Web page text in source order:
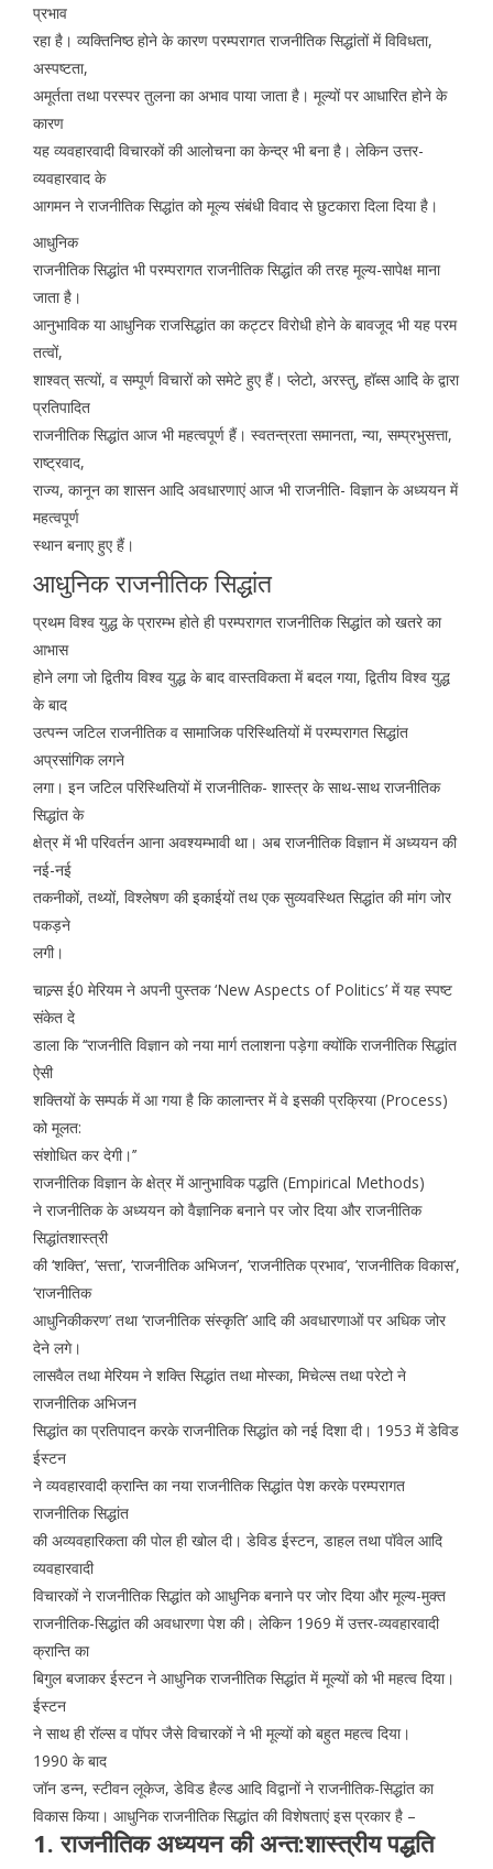
प्रभाव
रहा है। व्यक्तिनिष्ठ होने के कारण परम्परागत राजनीतिक सिद्धांतों में विविधता,
अस्पष्टता,
अमूर्तता तथा परस्पर तुलना का अभाव पाया जाता है। मूल्यों पर आधारित होने के
कारण
यह व्यवहारवादी विचारकों की आलोचना का केन्द्र भी बना है। लेकिन उत्तर-
व्यवहारवाद के
आगमन ने राजनीतिक सिद्धांत को मूल्य संबंधी विवाद से छुटकारा दिला दिया है।
आधुनिक
राजनीतिक सिद्धांत भी परम्परागत राजनीतिक सिद्धांत की तरह मूल्य-सापेक्ष माना
जाता है।
आनुभाविक या आधुनिक राजसिद्धांत का कट्टर विरोधी होने के बावजूद भी यह परम
तत्वों,
शाश्वत् सत्यों, व सम्पूर्ण विचारों को समेटे हुए हैं। प्लेटो, अरस्तु, हॉब्स आदि के द्वारा
प्रतिपादित
राजनीतिक सिद्धांत आज भी महत्वपूर्ण हैं। स्वतन्त्रता समानता, न्या, सम्प्रभुसत्ता,
राष्ट्रवाद,
राज्य, कानून का शासन आदि अवधारणाएं आज भी राजनीति- विज्ञान के अध्ययन में
महत्वपूर्ण
स्थान बनाए हुए हैं।
आधुनिक राजनीतिक सिद्धांत
प्रथम विश्व युद्ध के प्रारम्भ होते ही परम्परागत राजनीतिक सिद्धांत को खतरे का
आभास
होने लगा जो द्वितीय विश्व युद्ध के बाद वास्तविकता में बदल गया, द्वितीय विश्व युद्ध
के बाद
उत्पन्न जटिल राजनीतिक व सामाजिक परिस्थितियों में परम्परागत सिद्धांत
अप्रसांगिक लगने
लगा। इन जटिल परिस्थितियों में राजनीतिक- शास्त्र के साथ-साथ राजनीतिक
सिद्धांत के
क्षेत्र में भी परिवर्तन आना अवश्यम्भावी था। अब राजनीतिक विज्ञान में अध्ययन की
नई-नई
तकनीकों, तथ्यों, विश्लेषण की इकाईयों तथ एक सुव्यवस्थित सिद्धांत की मांग जोर
पकड़ने
लगी।
चाल्र्स ई0 मेरियम ने अपनी पुस्तक ‘New Aspects of Politics’ में यह स्पष्ट
संकेत दे
डाला कि ‘‘राजनीति विज्ञान को नया मार्ग तलाशना पड़ेगा क्योंकि राजनीतिक सिद्धांत
ऐसी
शक्तियों के सम्पर्क में आ गया है कि कालान्तर में वे इसकी प्रक्रिया (Process)
को मूलत:
संशोधित कर देगी।’’
राजनीतिक विज्ञान के क्षेत्र में आनुभाविक पद्धति (Empirical Methods)
ने राजनीतिक के अध्ययन को वैज्ञानिक बनाने पर जोर दिया और राजनीतिक
सिद्धांतशास्त्री
की ‘शक्ति’, ‘सत्ता’, ‘राजनीतिक अभिजन’, ‘राजनीतिक प्रभाव’, ‘राजनीतिक विकास’,
‘राजनीतिक
आधुनिकीकरण’ तथा ‘राजनीतिक संस्कृति’ आदि की अवधारणाओं पर अधिक जोर
देने लगे।
लासवैल तथा मेरियम ने शक्ति सिद्धांत तथा मोस्का, मिचेल्स तथा परेटो ने
राजनीतिक अभिजन
सिद्धांत का प्रतिपादन करके राजनीतिक सिद्धांत को नई दिशा दी। 1953 में डेविड
ईस्टन
ने व्यवहारवादी क्रान्ति का नया राजनीतिक सिद्धांत पेश करके परम्परागत
राजनीतिक सिद्धांत
की अव्यवहारिकता की पोल ही खोल दी। डेविड ईस्टन, डाहल तथा पॉवेल आदि
व्यवहारवादी
विचारकों ने राजनीतिक सिद्धांत को आधुनिक बनाने पर जोर दिया और मूल्य-मुक्त
राजनीतिक-सिद्धांत की अवधारणा पेश की। लेकिन 1969 में उत्तर-व्यवहारवादी
क्रान्ति का
बिगुल बजाकर ईस्टन ने आधुनिक राजनीतिक सिद्धांत में मूल्यों को भी महत्व दिया।
ईस्टन
ने साथ ही रॉल्स व पॉपर जैसे विचारकों ने भी मूल्यों को बहुत महत्व दिया।
1990 के बाद
जॉन डन्न, स्टीवन लूकेज, डेविड हैल्ड आदि विद्वानों ने राजनीतिक-सिद्धांत का
विकास किया। आधुनिक राजनीतिक सिद्धांत की विशेषताएं इस प्रकार है –
1. राजनीतिक अध्ययन की अन्त:शास्त्रीय पद्धति